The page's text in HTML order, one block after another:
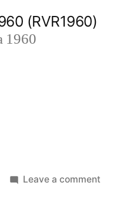
(RVR1960)
1960
Leave a comment